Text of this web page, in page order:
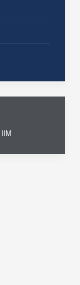
IIM